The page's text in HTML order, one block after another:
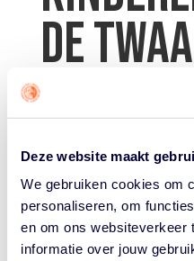
Deze website maakt
We gebruiken cookies om
personaliseren, om
en om ons websiteverkeer
informatie over jouw
DE
door
In Amsterdam,
verschillende pleintjes
organiseert meerdere